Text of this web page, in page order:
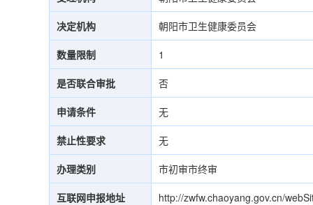
决定机构 朝阳市卫生健康委员会
数量限制 1
是否联合审批 否
申请条件 无
禁止性要求 无
办理类别 市初审市终审
互联网申报地址 http://zwfw.chaoyang.gov.cn/